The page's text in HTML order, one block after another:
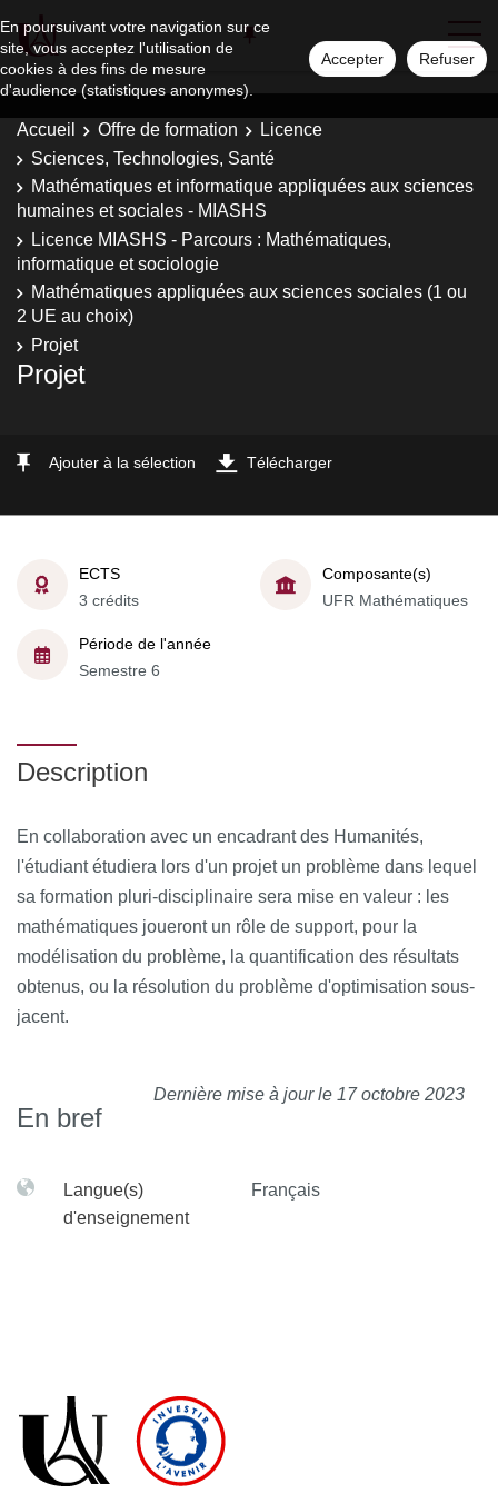
En poursuivant votre navigation sur ce
site, vous acceptez l'utilisation de
cookies à des fins de mesure
d'audience (statistiques anonymes).
Accepter Refuser
Accueil Offre de formation
Licence
Sciences, Technologies, Santé
Mathématiques et informatique appliquées aux sciences
humaines et sociales - MIASHS
Licence MIASHS - Parcours : Mathématiques,
informatique et sociologie
Mathématiques appliquées aux sciences sociales (1 ou
2 UE au choix)
Projet
Projet
Ajouter à la sélection Télécharger
ECTS
3 crédits
Composante(s)
UFR Mathématiques
Période de l'année
Semestre 6
Description
En collaboration avec un encadrant des Humanités,
l'étudiant étudiera lors d'un projet un problème dans lequel
sa formation pluri-disciplinaire sera mise en valeur : les
mathématiques joueront un rôle de support, pour la
modélisation du problème, la quantification des résultats
obtenus, ou la résolution du problème d'optimisation sous-
jacent.
Dernière mise à jour le 17 octobre 2023
En bref
Langue(s)
d'enseignement
Français